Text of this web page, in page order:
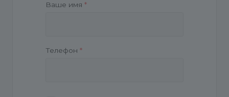
Ваше имя *
Телефон *